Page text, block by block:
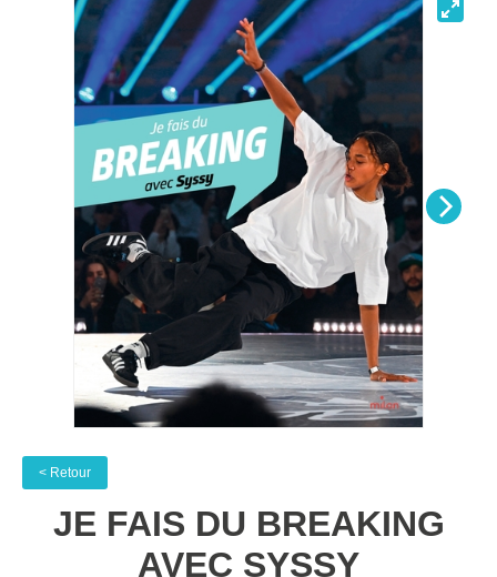
< Retour
JE FAIS DU BREAKING
AVEC SYSSY